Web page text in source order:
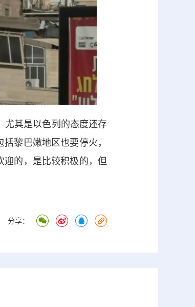
尤其是以色列的态度还存
黎巴嫩地区也要停火，
的，是比较积极的，但
分享：